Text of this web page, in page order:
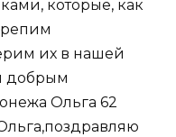
которые, как
их в нашей
добрым
Ольга 62